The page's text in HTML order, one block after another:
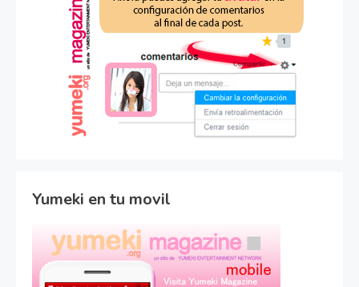
Yumeki en tu movil